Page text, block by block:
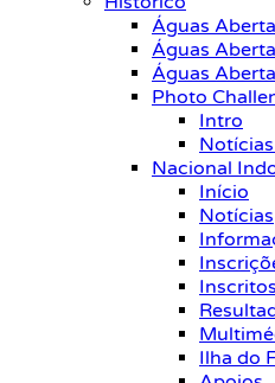
Águas
Águas
Águas
Photo
Intro
Nacional
Início
Notícias
Inscritos
Ilha do